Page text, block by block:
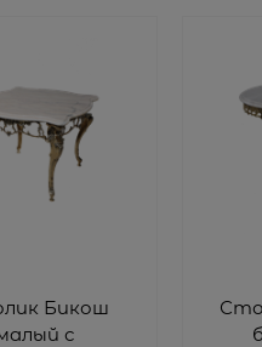
Бикош
с